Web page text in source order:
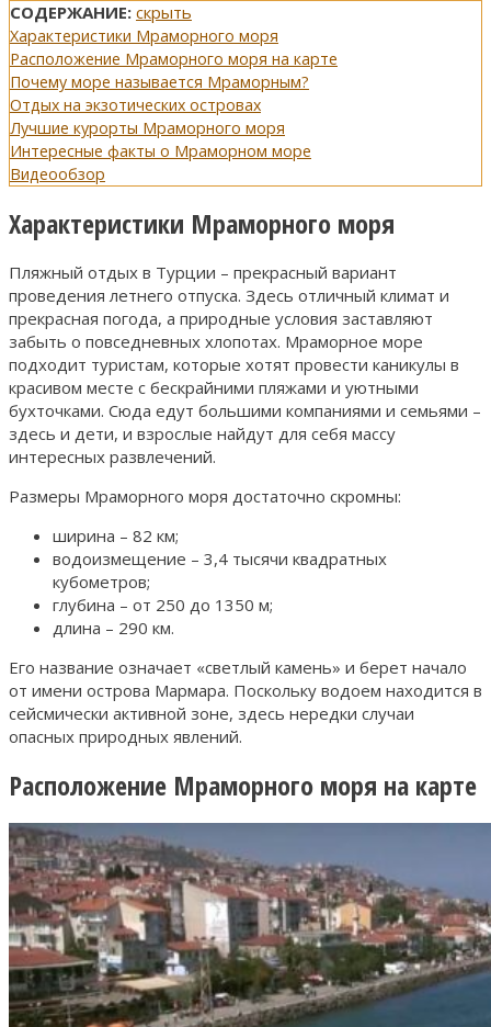
СОДЕРЖАНИЕ: скрыть
Характеристики Мраморного моря
Расположение Мраморного моря на карте
Почему море называется Мраморным?
Отдых на экзотических островах
Лучшие курорты Мраморного моря
Интересные факты о Мраморном море
Видеообзор
Характеристики Мраморного моря
Пляжный отдых в Турции – прекрасный вариант
проведения летнего отпуска. Здесь отличный климат и
прекрасная погода, а природные условия заставляют
забыть о повседневных хлопотах. Мраморное море
подходит туристам, которые хотят провести каникулы в
красивом месте с бескрайними пляжами и уютными
бухточками. Сюда едут большими компаниями и семьями –
здесь и дети, и взрослые найдут для себя массу
интересных развлечений.
Размеры Мраморного моря достаточно скромны:
ширина – 82 км;
водоизмещение – 3,4 тысячи квадратных
кубометров;
глубина – от 250 до 1350 м;
длина – 290 км.
Его название означает «светлый камень» и берет начало
от имени острова Мармара. Поскольку водоем находится в
сейсмически активной зоне, здесь нередки случаи
опасных природных явлений.
Расположение Мраморного моря на карте